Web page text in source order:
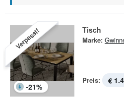
Verpasst!
-21%
Tisch
Marke:
Preis: €